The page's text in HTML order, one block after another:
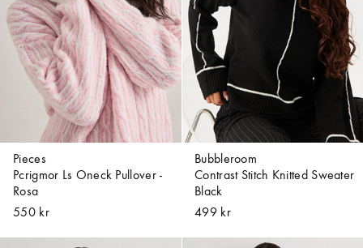
Pieces
Pcrigmor Ls Oneck Pullover -
Rosa
550 kr
Bubbleroom
Contrast Stitch Knitted Sweater
Black
499 kr